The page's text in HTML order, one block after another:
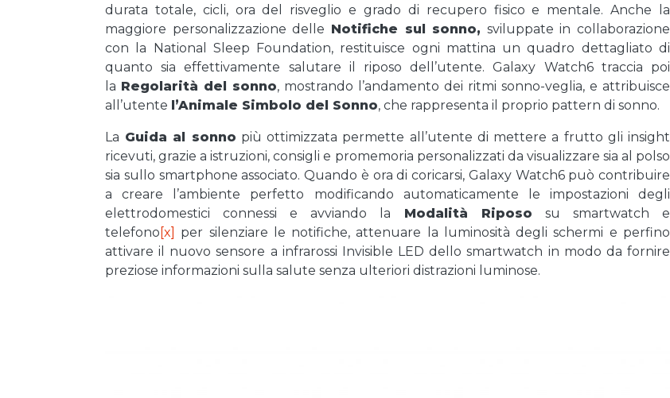
durata totale, cicli, ora del risveglio e grado di recupero fisico e mentale. Anche la
maggiore personalizzazione delle Notifiche sul sonno, sviluppate in collaborazione
con la National Sleep Foundation, restituisce ogni mattina un quadro dettagliato di
quanto sia effettivamente salutare il riposo dell’utente. Galaxy Watch6 traccia poi
la Regolarità del sonno, mostrando l’andamento dei ritmi sonno-veglia, e attribuisce
all’utente l’Animale Simbolo del Sonno, che rappresenta il proprio pattern di sonno.
La Guida al sonno più ottimizzata permette all’utente di mettere a frutto gli insight
ricevuti, grazie a istruzioni, consigli e promemoria personalizzati da visualizzare sia al polso
sia sullo smartphone associato. Quando è ora di coricarsi, Galaxy Watch6 può contribuire
a creare l’ambiente perfetto modificando automaticamente le impostazioni degli
elettrodomestici connessi e avviando la Modalità Riposo su smartwatch e
telefono [x]
per silenziare le notifiche, attenuare la luminosità degli schermi e perfino
attivare il nuovo sensore a infrarossi Invisible LED dello smartwatch in modo da fornire
preziose informazioni sulla salute senza ulteriori distrazioni luminose.